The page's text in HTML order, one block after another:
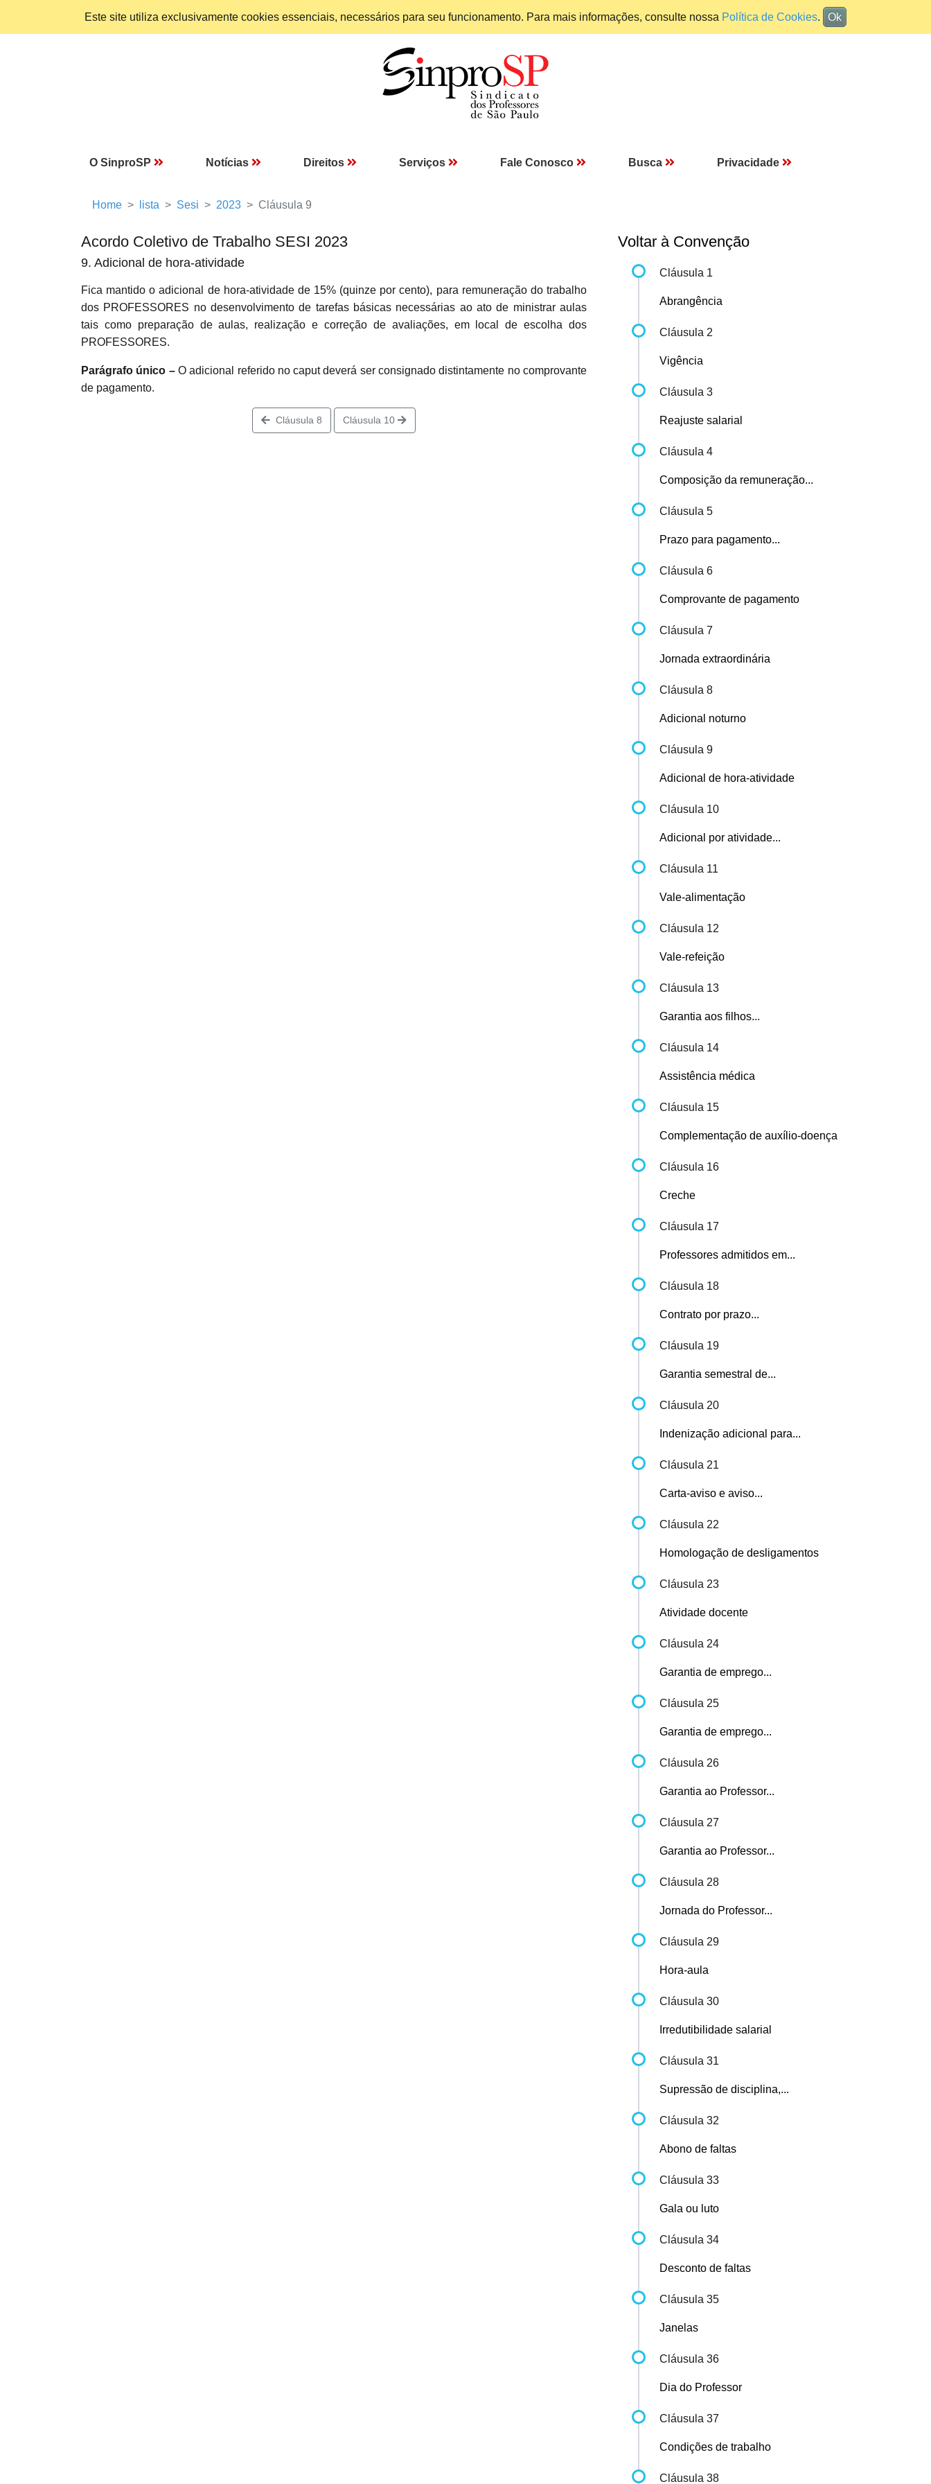
Este site utiliza exclusivamente cookies essenciais, necessários para seu funcionamento. Para mais informações, consulte nossa Política de Cookies. Ok
O SinproSP Notícias Direitos Serviços Fale Conosco Busca Privacidade
Home lista Sesi 2023 Cláusula 9
Acordo Coletivo de Trabalho SESI 2023
9. Adicional de hora-atividade
Fica mantido o adicional de hora-atividade de 15% (quinze por cento), para remuneração do trabalho
dos PROFESSORES no desenvolvimento de tarefas básicas necessárias ao ato de ministrar aulas
tais como preparação de aulas, realização e correção de avaliações, em local de escolha dos
PROFESSORES.
Parágrafo único –O adicional referido no caput deverá ser consignado distintamente no comprovante
de pagamento.
Cláusula 8 Cláusula 10
Voltar à Convenção
Cláusula 1
Abrangência
Cláusula 2
Vigência
Cláusula 3
Reajuste salarial
Cláusula 4
Composição da remuneração...
Cláusula 5
Prazo para pagamento...
Cláusula 6
Comprovante de pagamento
Cláusula 7
Jornada extraordinária
Cláusula 8
Adicional noturno
Cláusula 9
Adicional de hora-atividade
Cláusula 10
Adicional por atividade...
Cláusula 11
Vale-alimentação
Cláusula 12
Vale-refeição
Cláusula 13
Garantia aos filhos...
Cláusula 14
Assistência médica
Cláusula 15
Complementação de auxílio-doença
Cláusula 16
Creche
Cláusula 17
Professores admitidos em...
Cláusula 18
Contrato por prazo...
Cláusula 19
Garantia semestral de...
Cláusula 20
Indenização adicional para...
Cláusula 21
Carta-aviso e aviso...
Cláusula 22
Homologação de desligamentos
Cláusula 23
Atividade docente
Cláusula 24
Garantia de emprego...
Cláusula 25
Garantia de emprego...
Cláusula 26
Garantia ao Professor...
Cláusula 27
Garantia ao Professor...
Cláusula 28
Jornada do Professor...
Cláusula 29
Hora-aula
Cláusula 30
Irredutibilidade salarial
Cláusula 31
Supressão de disciplina,...
Cláusula 32
Abono de faltas
Cláusula 33
Gala ou luto
Cláusula 34
Desconto de faltas
Cláusula 35
Janelas
Cláusula 36
Dia do Professor
Cláusula 37
Condições de trabalho
Cláusula 38